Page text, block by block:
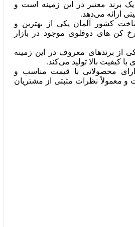
یک برند معتبر در این زمینه است و
ارائه می‌دهد.
کشور آلمان یکی از بهترین و
کن های دوقلوی موجود در بازار
از برندهای معروف در این زمینه
کیفیت بالا تولید می‌کند.
محصولاتی با قیمت مناسب و
و معمولاً نظرات مثبتی از مشتریان